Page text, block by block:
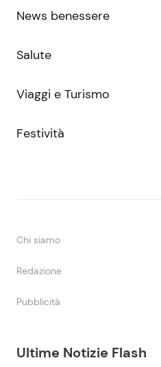
Ultime Notizie Flash
News benessere
Salute
Viaggi e Turismo
Festività
Chi siamo
Redazione
Pubblicità